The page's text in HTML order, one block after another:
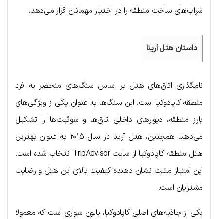
شراب‌های ساخت منطقه را در اختیار مهمانان قرار می‌دهد.
داستان هتل آرینا
نامگذاری اتاق‌های هتل بر اساس سنگ‌های منحصر به فرد
منطقه کاپادوکیا است. این سنگ‌ها به عنوان یکی از ویژگی‌های
بارز منطقه، دیوارهای داخلی اتاق‌ها و سوئیت‌ها را تشکیل
می‌دهد. همچنین، هتل آرینا در سال ۲۰۱۵ به عنوان بهترین
هتل منطقه کاپادوکیا از سایت TripAdvisor انتخاب شده است.
این امتیاز مثبت نشان دهنده کیفیت بالای این هتل و رضایت
مشتریان است.
یکی از جاذبه‌های اصلی کاپادوکیا، بالون سواری است که معمولا